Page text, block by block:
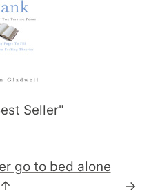
Seller"
go to bed alone
↑
→